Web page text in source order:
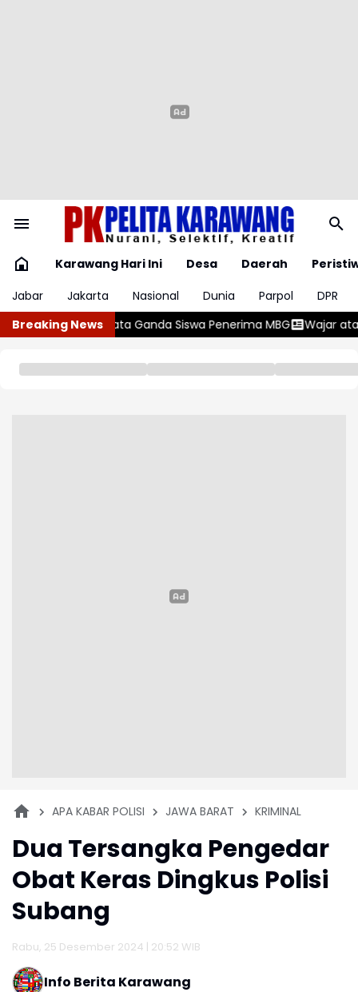
Karawang Hari Ini Desa Daerah
Jabar
Jakarta Nasional Dunia Parpol
DPR
Breaking News
Penerima MBG Wajar atau Bahaya? , Kenali 5 Penyebab
APA KABAR POLISI JAWA BARAT KRIMINAL
Dua Tersangka Pengedar
Obat Keras Dingkus Polisi
Subang
Rabu, 25 Desember 2024 | 20:52 WIB
Info Berita Karawang